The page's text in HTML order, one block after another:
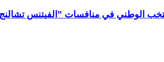
الوطني في منافسات ”الفيتنس